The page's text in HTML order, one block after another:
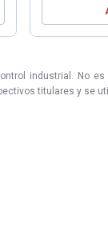
industrial.
titulares y se